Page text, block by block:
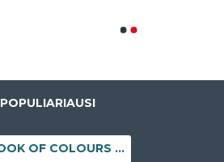
POPULIARIAUSI
BIG BOOK OF COLOURS (Anglų kalbos žodžių knyga su paveikslėliais)